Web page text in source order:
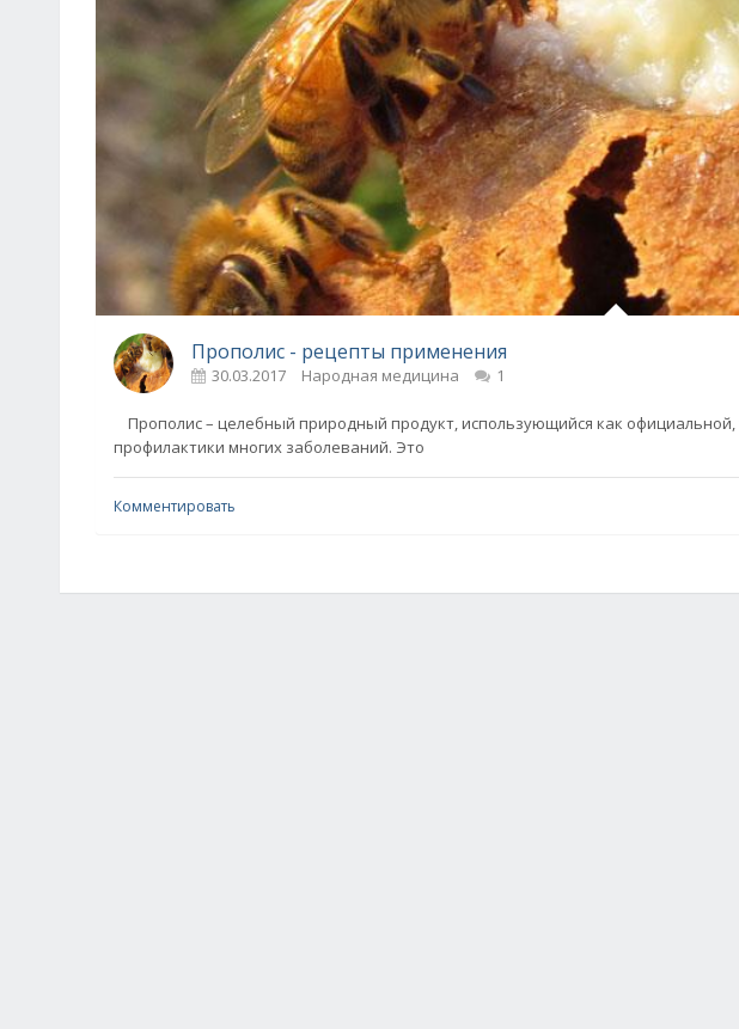
Прополис - рецепты применения
30.03.2017 Народная медицина 1
Прополис – целебный природный продукт, использующийся как
профилактики многих заболеваний. Это
Комментировать